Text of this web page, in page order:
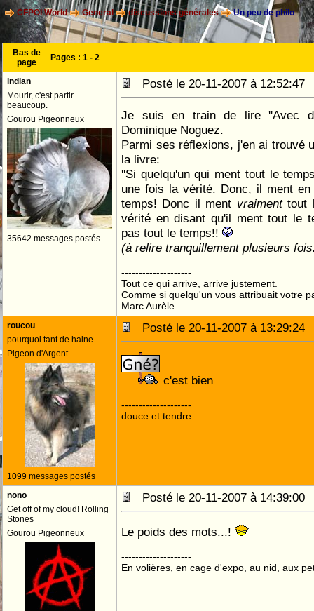
CFPOI World General discussions générales Un peu de philo
Bas de
page
Pages : 1 - 2
indian
Mourir, c'est partir
beaucoup.
Gourou Pigeonneux
35642 messages postés
Posté le 20-11-2007 à
Je suis en train de lire ''Avec
Dominique Noguez.
Parmi ses réflexions, j'en ai trouvé
la livre:
''Si quelqu'un qui ment tout le
une fois la vérité. Donc, il ment
temps! Donc il ment vraimenttout
vérité en disant qu'il ment tout le
pas tout le temps!!
(à relire tranquillement plusieurs
--------------------
Tout ce qui arrive, arrive justement.
Comme si quelqu'un vous attribuait votre
Marc Aurèle
roucou
pourquoi tant de haine
Pigeon d'Argent
1099 messages postés
Posté le 20-11-2007 à
c'est bien
--------------------
douce et tendre
nono
Get off of my cloud! Rolling
Stones
Gourou Pigeonneux
Posté le 20-11-2007 à
Le poids des mots...!
--------------------
En volières, en cage d'expo, au nid, aux